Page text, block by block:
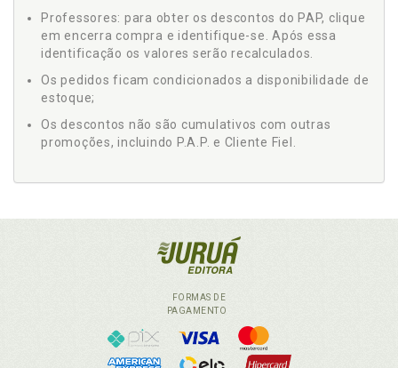
Professores: para obter os descontos do PAP, clique
em encerra compra e identifique-se. Após essa
identificação os valores serão recalculados.
Os pedidos ficam condicionados a disponibilidade de
estoque;
Os descontos não são cumulativos com outras
promoções, incluindo P.A.P. e Cliente Fiel.
FORMAS DE
PAGAMENTO